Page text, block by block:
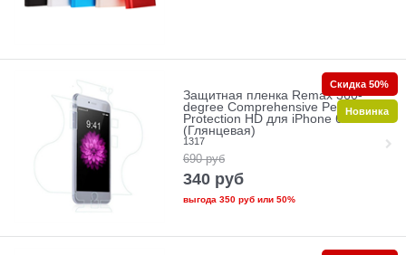
Защитная пленка Remax 360-
degree Comprehensive Perfect
Protection HD для iPhone 6 Plus+
(Глянцевая)
1317
690 руб
340 руб
выгода 350 рубили 50%
Скидка 50%
Новинка